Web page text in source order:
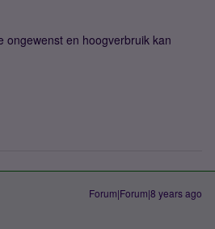
ongewenst en hoogverbruik kan
Forum|Forum|8 years ago